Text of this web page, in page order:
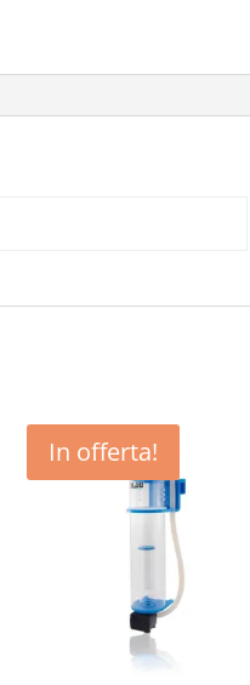
In offerta!